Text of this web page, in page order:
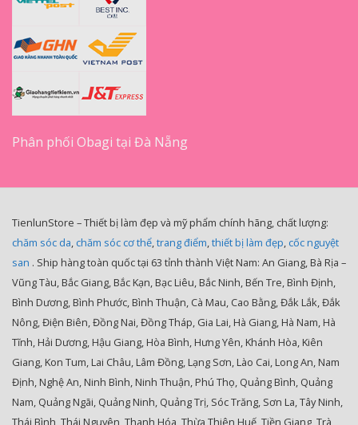
Phân phối Obagi tại Đà Nẵng
TienlunStore – Thiết bị làm đẹp và mỹ phẩm chính hãng, chất lượng:
chăm sóc da, chăm sóc cơ thể,trang điểm,thiết bị làm đẹp, cốc nguyệt
san . Ship hàng toàn quốc tại 63 tỉnh thành Việt Nam: An Giang, Bà Rịa –
Vũng Tàu, Bắc Giang, Bắc Kạn, Bạc Liêu, Bắc Ninh, Bến Tre, Bình Định,
Bình Dương, Bình Phước, Bình Thuận, Cà Mau, Cao Bằng, Đắk Lắk, Đắk
Nông, Điện Biên, Đồng Nai, Đồng Tháp, Gia Lai, Hà Giang, Hà Nam, Hà
Tĩnh, Hải Dương, Hậu Giang, Hòa Bình, Hưng Yên, Khánh Hòa, Kiên
Giang, Kon Tum, Lai Châu, Lâm Đồng, Lạng Sơn, Lào Cai, Long An, Nam
Định, Nghệ An, Ninh Bình, Ninh Thuận, Phú Thọ, Quảng Bình, Quảng
Nam, Quảng Ngãi, Quảng Ninh, Quảng Trị, Sóc Trăng, Sơn La, Tây Ninh,
Thái Bình, Thái Nguyên, Thanh Hóa, Thừa Thiên Huế, Tiền Giang, Trà